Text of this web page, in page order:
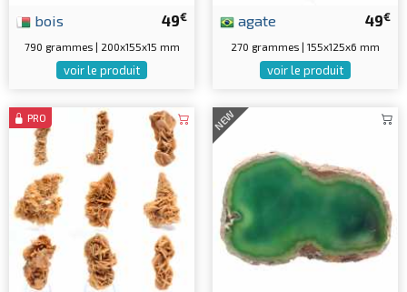
49€
bois
790 grammes | 200x155x15 mm
voir le produit
49€
agate
270 grammes | 155x125x6 mm
voir le produit
PRO NEW